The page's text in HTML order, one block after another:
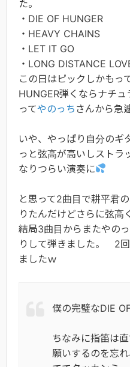
た。
・DIE OF HUNGER
・HEAVY CHAINS
・LET IT GO
・LONG DISTANCE
この日はピックしかもっ
HUNGER弾くならナチ
ってやのっち さんから急
いや、やっぱり自分のギ
っと弦高が高いしストラ
なりつらい演奏に
と思って2曲目で耕平君
りたんだけどさらに弦高
結局3曲目からまたやの
りして弾きました。 2
ましたｗ
僕の完璧なDIE
ちなみに指笛は
願いするのを忘